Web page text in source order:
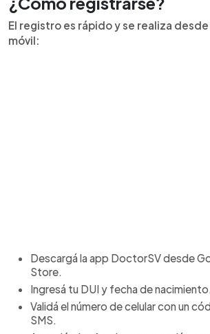
El registro es rápido y se realiza
móvil:
Descargá la app DoctorSV desde
Store.
Ingresá tu DUI y fecha de nacimiento.
Validá el número de celular con un
SMS.